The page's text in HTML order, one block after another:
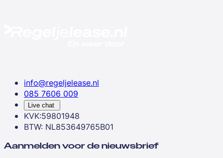
info@regeljelease.nl
085 7606 009
Live chat
KVK:59801948
BTW: NL853649765B01
Aanmelden voor de nieuwsbrief